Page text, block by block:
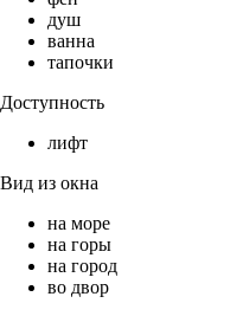
душ
ванна
тапочки
Доступность
лифт
Вид из окна
на море
на горы
на город
во двор